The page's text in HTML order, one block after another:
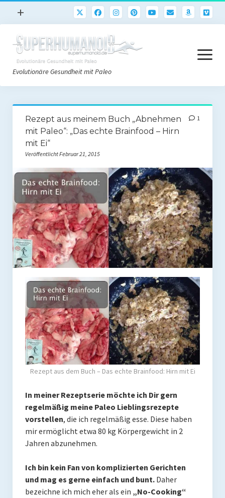
Menü
öffnen
+
Paleo
Rezepte
Sport
Freeletics
Podcast
English
Evolutionäre Gesundheit mit Paleo
Menü
öffnen
Paleo Start
Paleo Grundlagen 2.0
Quick-Start Paleo Guide
Einkaufsliste
Paleo-Einkaufsliste.de
Literatur
Coaching
Shop
Abnehmen mit Paleo
Zunehmen mit Paleo
Paleo Gehirn-Pflege
Paleo Fitness
Kurs
Coaching
Coaching
Brainfood
Rezept aus meinem Buch „Abnehmen
mit Paleo“: „Das echte Brainfood – Hirn
mit Ei“
Veröffentlicht Februar 21, 2015
1
Rezept aus dem Buch – Das echte Brainfood: Hirn mit Ei
In meiner Rezeptserie möchte ich Dir gern
regelmäßig meine Paleo Lieblingsrezepte
vorstellen, die ich regelmäßig esse. Diese haben
mir ermöglicht etwa 80 kg Körpergewicht in 2
Jahren abzunehmen.
Ich bin kein Fan von komplizierten Gerichten
und mag es gerne einfach und bunt.Daher
bezeichne ich mich eher als ein „No-Cooking“